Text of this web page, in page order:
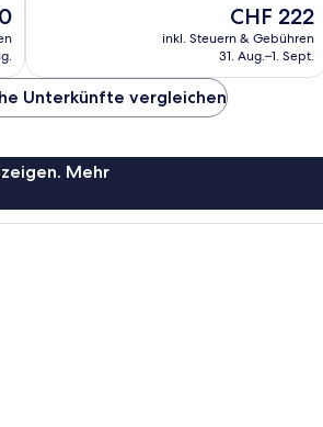
Der
Preis
beträgt
CHF 222
inkl. Steuern & Gebühren
31. Aug.–1. Sept.
Unterkünfte vergleichen
Mehr